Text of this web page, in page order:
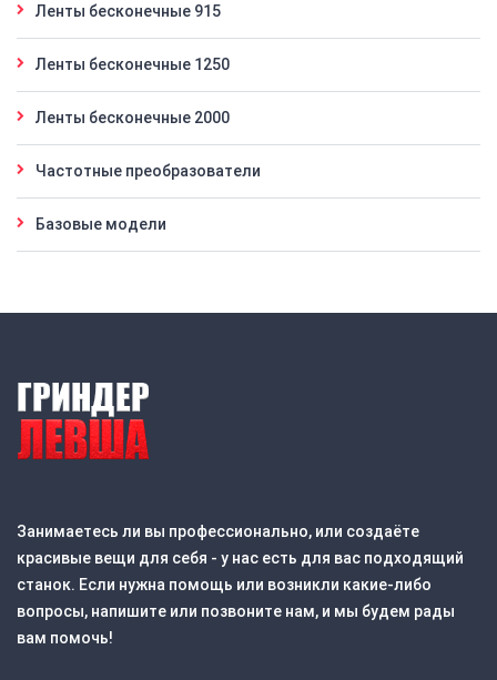
Ленты бесконечные 915
Ленты бесконечные 1250
Ленты бесконечные 2000
Частотные преобразователи
Базовые модели
Занимаетесь ли вы профессионально, или создаёте
красивые вещи для себя - у нас есть для вас подходящий
станок. Если нужна помощь или возникли какие-либо
вопросы, напишите или позвоните нам, и мы будем рады
вам помочь!